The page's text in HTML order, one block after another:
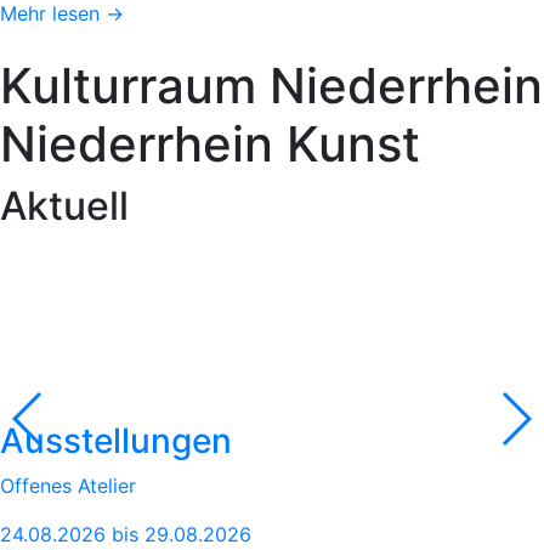
Mehr lesen →
Kulturraum Niederrhein
Niederrhein Kunst
Aktuell
Ausstellungen
Offenes Atelier
24.08.2026 bis 29.08.2026